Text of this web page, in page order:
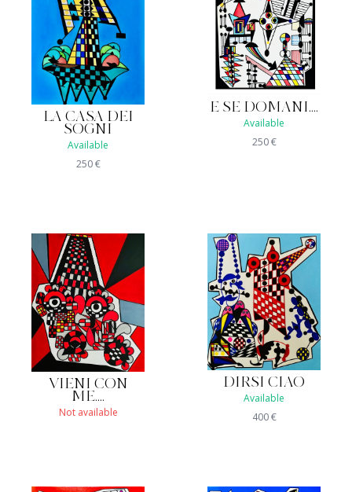
LA CASA DEI
SOGNI
Available
250€
E SE DOMANI....
Available
250€
VIENI CON
ME....
Not available
DIRSI CIAO
Available
400€